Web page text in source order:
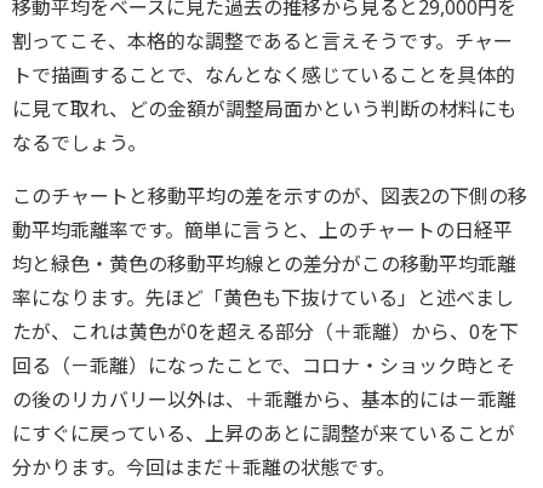
移動平均をベースに見た過去の推移から見ると29,000円を
割ってこそ、本格的な調整であると言えそうです。チャー
トで描画することで、なんとなく感じていることを具体的
に見て取れ、どの金額が調整局面かという判断の材料にも
なるでしょう。
このチャートと移動平均の差を示すのが、図表2の下側の移
動平均乖離率です。簡単に言うと、上のチャートの日経平
均と緑色・黄色の移動平均線との差分がこの移動平均乖離
率になります。先ほど「黄色も下抜けている」と述べまし
たが、これは黄色が0を超える部分（＋乖離）から、0を下
回る（－乖離）になったことで、コロナ・ショック時とそ
の後のリカバリー以外は、＋乖離から、基本的には－乖離
にすぐに戻っている、上昇のあとに調整が来ていることが
分かります。今回はまだ＋乖離の状態です。